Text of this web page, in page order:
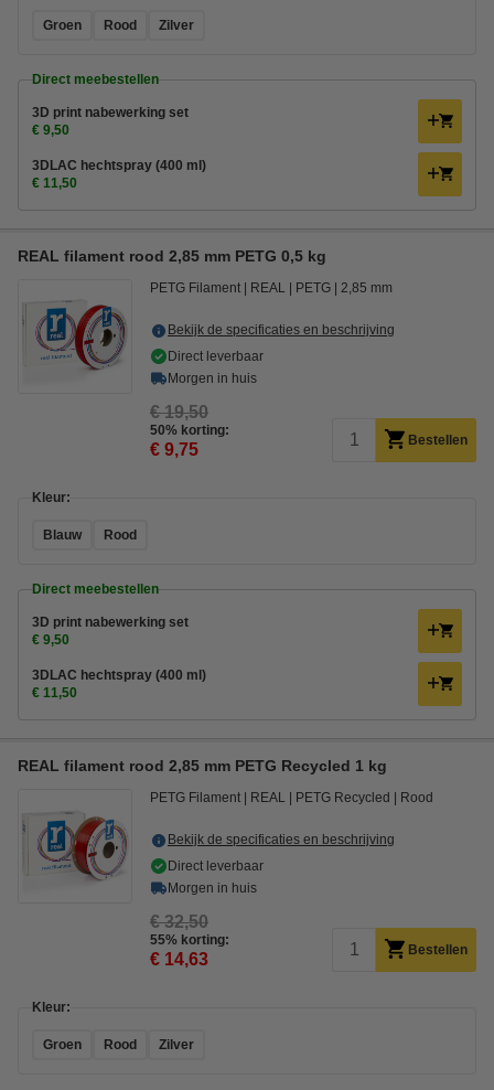
Groen Rood Zilver
Direct meebestellen
3D print nabewerking set
€ 9,50
3DLAC hechtspray (400 ml)
€ 11,50
REAL filament rood 2,85 mm PETG 0,5 kg
PETG Filament REAL PETG 2,85 mm
Bekijk de specificaties en beschrijving
Direct leverbaar
Morgen in huis
€ 19,50
50% korting:
€ 9,75 Bestellen
Kleur:
Blauw Rood
Direct meebestellen
3D print nabewerking set
€ 9,50
3DLAC hechtspray (400 ml)
€ 11,50
REAL filament rood 2,85 mm PETG Recycled 1 kg
PETG Filament REAL PETG Recycled Rood
Bekijk de specificaties en beschrijving
Direct leverbaar
Morgen in huis
€ 32,50
55% korting:
€ 14,63 Bestellen
Kleur:
Groen Rood Zilver